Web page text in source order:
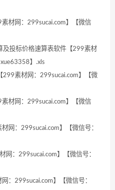
材网：299sucai.com】【微信
投标价格速算表软件【299素材
】.xls
素材网：299sucai.com】【微
材网：299sucai.com】【微信
网：299sucai.com】【微信号：
：299sucai.com】【微信号：
：299sucai.com】【微信号：